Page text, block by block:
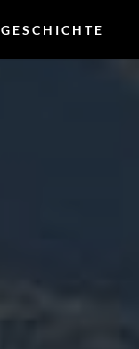
GESCHICHTE